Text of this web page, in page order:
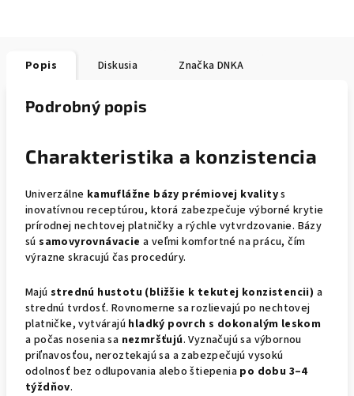
Popis Diskusia Značka DNKA
Podrobný popis
Charakteristika a konzistencia
Univerzálne kamuflážne bázy prémiovej kvalitys
inovatívnou receptúrou, ktorá zabezpečuje výborné krytie
prírodnej nechtovej platničky a rýchle vytvrdzovanie. Bázy
súsamovyrovnávacie a veľmi komfortné na prácu, čím
výrazne skracujú čas procedúry.
Majú strednú hustotu (bližšie k tekutej konzistencii) a
strednú tvrdosť. Rovnomerne sa rozlievajú po nechtovej
platničke, vytvárajú hladký povrch s dokonalým leskom
a počas nosenia sa nezmršťujú. Vyznačujú sa výbornou
priľnavosťou, neroztekajú sa a zabezpečujú vysokú
odolnosť bez odlupovania alebo štiepenia po dobu 3–4
týždňov.